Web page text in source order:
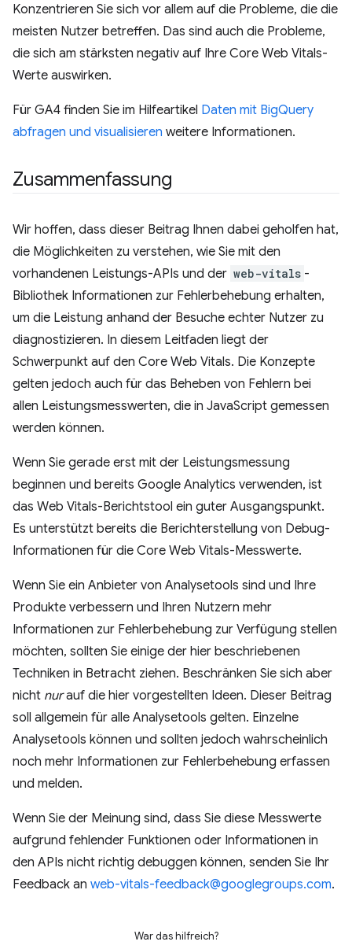
Konzentrieren Sie sich vor allem auf die Probleme, die die
meisten Nutzer betreffen. Das sind auch die Probleme,
die sich am stärksten negativ auf Ihre Core Web Vitals-
Werte auswirken.
Für GA4 finden Sie im Hilfeartikel Daten mit BigQuery
abfragen und visualisieren weitere Informationen.
Zusammenfassung
Wir hoffen, dass dieser Beitrag Ihnen dabei geholfen hat,
die Möglichkeiten zu verstehen, wie Sie mit den
vorhandenen Leistungs-APIs und der web-vitals -
Bibliothek Informationen zur Fehlerbehebung erhalten,
um die Leistung anhand der Besuche echter Nutzer zu
diagnostizieren. In diesem Leitfaden liegt der
Schwerpunkt auf den Core Web Vitals. Die Konzepte
gelten jedoch auch für das Beheben von Fehlern bei
allen Leistungsmesswerten, die in JavaScript gemessen
werden können.
Wenn Sie gerade erst mit der Leistungsmessung
beginnen und bereits Google Analytics verwenden, ist
das Web Vitals-Berichtstool ein guter Ausgangspunkt.
Es unterstützt bereits die Berichterstellung von Debug-
Informationen für die Core Web Vitals-Messwerte.
Wenn Sie ein Anbieter von Analysetools sind und Ihre
Produkte verbessern und Ihren Nutzern mehr
Informationen zur Fehlerbehebung zur Verfügung stellen
möchten, sollten Sie einige der hier beschriebenen
Techniken in Betracht ziehen. Beschränken Sie sich aber
nicht nurauf die hier vorgestellten Ideen. Dieser Beitrag
soll allgemein für alle Analysetools gelten. Einzelne
Analysetools können und sollten jedoch wahrscheinlich
noch mehr Informationen zur Fehlerbehebung erfassen
und melden.
Wenn Sie der Meinung sind, dass Sie diese Messwerte
aufgrund fehlender Funktionen oder Informationen in
den APIs nicht richtig debuggen können, senden Sie Ihr
Feedback an web-vitals-feedback@googlegroups.com.
War das hilfreich?